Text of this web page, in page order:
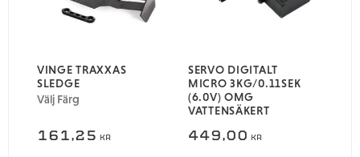
VINGE TRAXXAS
SLEDGE
Välj Färg
161,25 KR
SERVO DIGITALT
MICRO 3KG/0.11SEK
(6.0V) OMG
VATTENSÄKERT
449,00 KR